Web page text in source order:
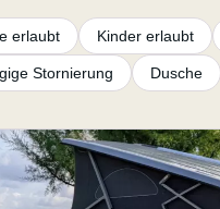
erlaubt Kinder erlaubt
Stornierung Dusche